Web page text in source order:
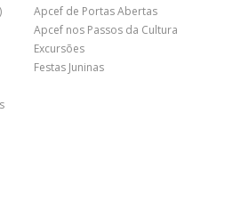
Apcef de Portas Abertas
Apcef nos Passos da Cultura
Excursões
Festas Juninas